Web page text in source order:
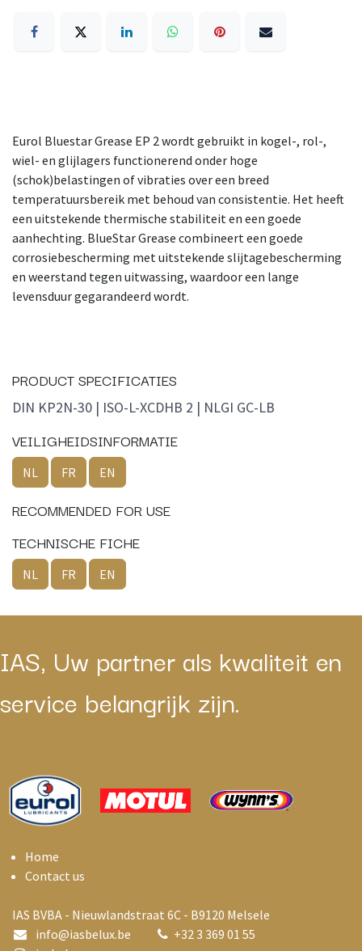
Eurol Bluestar Grease EP 2 wordt gebruikt in kogel-, rol-,
wiel- en glijlagers functionerend onder hoge
(schok)belastingen of vibraties over een breed
temperatuursbereik met behoud van consistentie. Het heeft
een uitstekende thermische stabiliteit en een goede
aanhechting. BlueStar Grease combineert een goede
corrosiebescherming met uitstekende slijtagebescherming
en weerstand tegen uitwassing, waardoor een lange
levensduur gegarandeerd wordt.
PRODUCT SPECIFICATIES
DIN KP2N-30 | ISO-L-XCDHB 2 | NLGI GC-LB
VEILIGHEIDSINFORMATIE
NL FR EN
RECOMMENDED FOR USE
TECHNISCHE FICHE
NL FR EN
IAS, Uw partner als kwaliteit en
service belangrijk zijn.
Home
Contact us
IAS BVBA - Nieuwlandstraat 6C - B9120 Melsele
info@iasbelux.be +32 3 369 01 55